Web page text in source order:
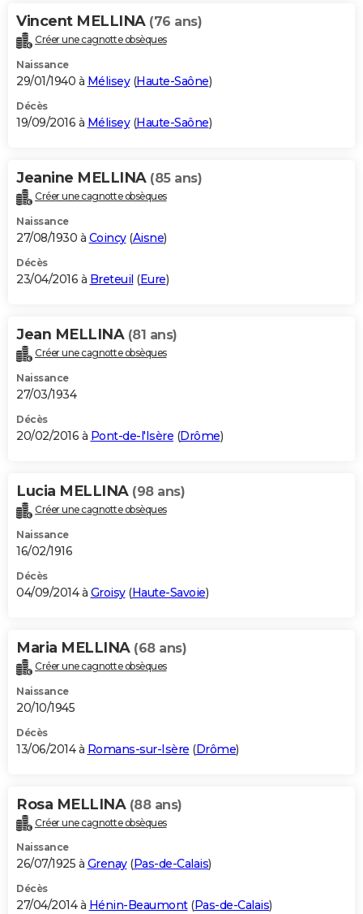
Vincent MELLINA (76 ans)
Créer une cagnotte obsèques
Naissance
29/01/1940 à Mélisey(Haute-Saône)
Décès
19/09/2016 à Mélisey(Haute-Saône)
Jeanine MELLINA (85 ans)
Créer une cagnotte obsèques
Naissance
27/08/1930 à Coincy(Aisne)
Décès
23/04/2016 à Breteuil (Eure)
Jean MELLINA (81 ans)
Créer une cagnotte obsèques
Naissance
27/03/1934
Décès
20/02/2016 à Pont-de-l'Isère (Drôme)
Lucia MELLINA (98 ans)
Créer une cagnotte obsèques
Naissance
16/02/1916
Décès
04/09/2014 à Groisy(Haute-Savoie)
Maria MELLINA (68 ans)
Créer une cagnotte obsèques
Naissance
20/10/1945
Décès
13/06/2014 à Romans-sur-Isère (Drôme)
Rosa MELLINA (88 ans)
Créer une cagnotte obsèques
Naissance
26/07/1925 à Grenay(Pas-de-Calais)
Décès
27/04/2014 à Hénin-Beaumont(Pas-de-Calais)